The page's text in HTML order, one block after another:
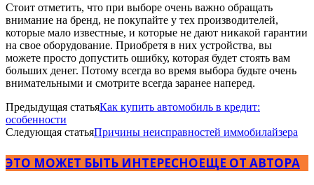
Стоит отметить, что при выборе очень важно обращать
внимание на бренд, не покупайте у тех производителей,
которые мало известные, и которые не дают никакой гарантии
на свое оборудование. Приобретя в них устройства, вы
можете просто допустить ошибку, которая будет стоять вам
больших денег. Потому всегда во время выбора будьте очень
внимательными и смотрите всегда заранее наперед.
Предыдущая статьяКак купить автомобиль в кредит:
особенности
Следующая статьяПричины неисправностей иммобилайзера
ЭТО МОЖЕТ БЫТЬ ИНТЕРЕСНОЕЩЕ ОТ АВТОРА